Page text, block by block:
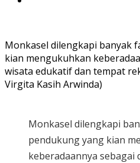
Monkasel dilengkapi banyak
kian mengukuhkan
wisata edukatif dan tempat
Virgita Kasih Arwinda)
Monkasel dilengkapi
pendukung yang kian
keberadaannya sebagai